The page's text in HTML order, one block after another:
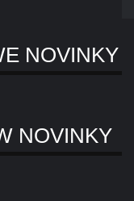
NOVINKY
NOVINKY